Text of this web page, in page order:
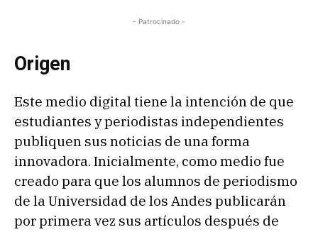
- Patrocinado -
Origen
Este medio digital tiene la intención de que
estudiantes y periodistas independientes
publiquen sus noticias de una forma
innovadora. Inicialmente, como medio fue
creado para que los alumnos de periodismo
de la Universidad de los Andes publicarán
por primera vez sus artículos después de